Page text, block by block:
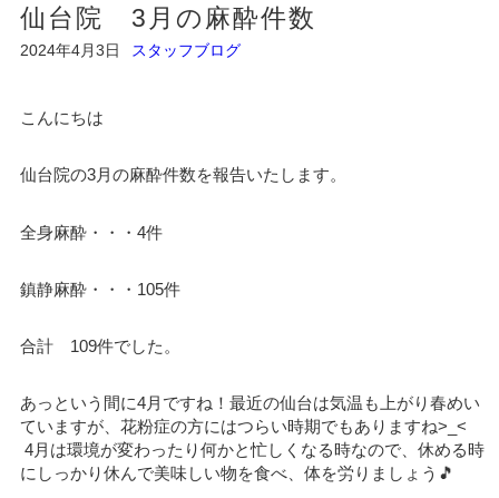
仙台院 3月の麻酔件数
2024年4月3日 スタッフブログ
こんにちは
仙台院の3月の麻酔件数を報告いたします。
全身麻酔・・・4件
鎮静麻酔・・・105件
合計 109件でした。
あっという間に4月ですね！最近の仙台は気温も上がり春めい
ていますが、花粉症の方にはつらい時期でもありますね>_<
4月は環境が変わったり何かと忙しくなる時なので、休める時
にしっかり休んで美味しい物を食べ、体を労りましょう🎵